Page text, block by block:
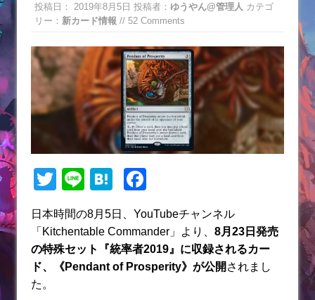
投稿日： 2019年8月5日 投稿者： ゆうやん@管理人 カテゴ
リー： 新カード情報 // 52 Comments
T
w
itt
er
Li
e
H
e
n
a
c
e
b
日本時間の8月5日、YouTubeチャンネル
「Kitchentable Commander」
より、 8月23日発売
の特殊セット『統率者2019』に収録されるカー
ド、《Pendant of Prosperity》 が公開 されまし
た。